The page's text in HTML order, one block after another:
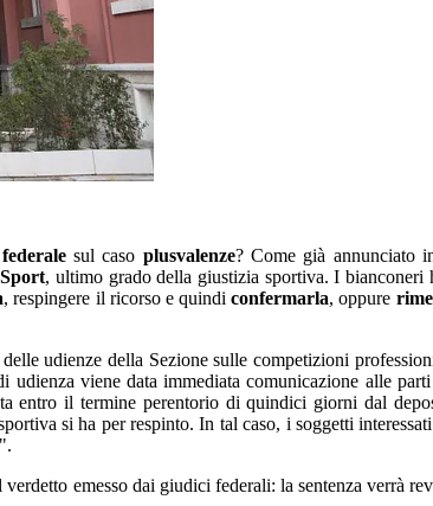
sul caso plusvalenze? Come già annunciato
, ultimo grado della giustizia sportiva. I bianconeri
, respingere il ricorso e quindiconfermarla, oppure
udienze della Sezione sulle competizioni
viene data immediata comunicazione alle
entro il termine perentorio di quindici giorni dal
si ha per respinto. In tal caso, i soggetti
verdetto emesso dai giudici federali: la sentenza verrà